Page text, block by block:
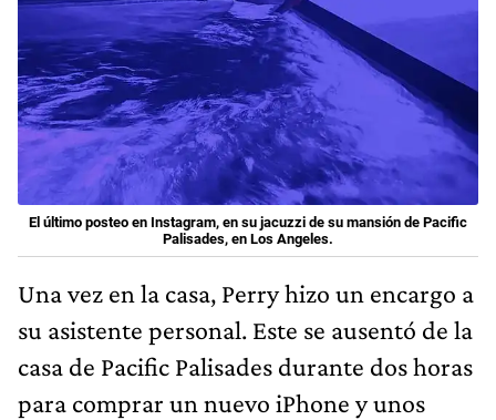
El último posteo en Instagram, en su jacuzzi de su mansión de Pacific
Palisades, en Los Angeles.
Una vez en la casa, Perry hizo un encargo a
su asistente personal. Este se ausentó de la
casa de Pacific Palisades durante dos horas
para comprar un nuevo iPhone y unos